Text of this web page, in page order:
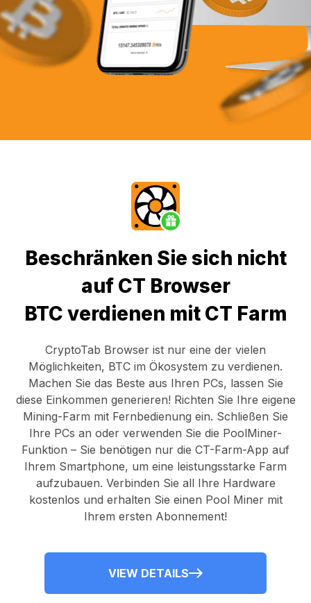
Beschränken Sie sich nicht
auf CT Browser
BTC verdienen mit CT Farm
CryptoTab Browser ist nur eine der vielen
Möglichkeiten, BTC im Ökosystem zu verdienen.
Machen Sie das Beste aus Ihren PCs, lassen Sie
diese Einkommen generieren! Richten Sie Ihre eigene
Mining-Farm mit Fernbedienung ein. Schließen Sie
Ihre PCs an oder verwenden Sie die PoolMiner-
Funktion – Sie benötigen nur die CT-Farm-App auf
Ihrem Smartphone, um eine leistungsstarke Farm
aufzubauen. Verbinden Sie all Ihre Hardware
kostenlos und erhalten Sie einen Pool Minermit
Ihrem ersten Abonnement!
VIEW DETAILS